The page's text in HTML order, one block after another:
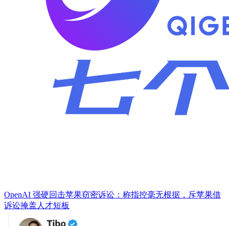
OpenAI 强硬回击苹果窃密诉讼：称指控毫无根据，斥苹果借
诉讼掩盖人才短板